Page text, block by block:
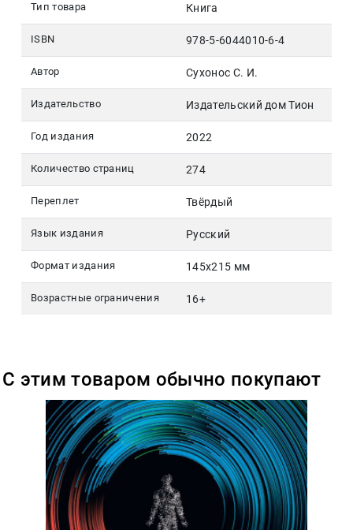
Тип товара Книга
ISBN 978-5-6044010-6-4
Автор Сухонос С. И.
Издательство Издательский дом Тион
Год издания 2022
Количество страниц 274
Переплет Твёрдый
Язык издания Русский
Формат издания 145x215 мм
Возрастные ограничения 16+
С этим товаром обычно покупают